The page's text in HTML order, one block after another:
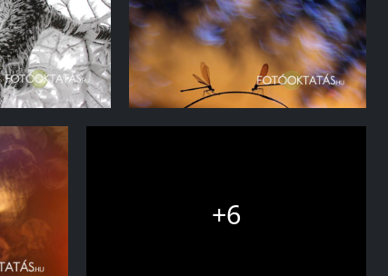
+6